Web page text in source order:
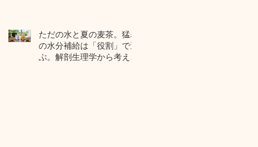
ただの水と夏の麦茶。猛暑
の水分補給は「役割」で選
ぶ。解剖生理学から考える